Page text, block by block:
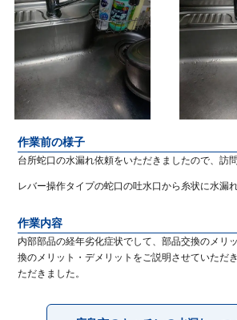
作業前の様子
台所蛇口の水漏れ依頼をいただきましたので、訪
レバー操作タイプの蛇口の吐水口から糸状に水漏
作業内容
内部部品の経年劣化症状でして、部品交換のメリ
換のメリット・デメリットをご説明させていただ
ただきました。